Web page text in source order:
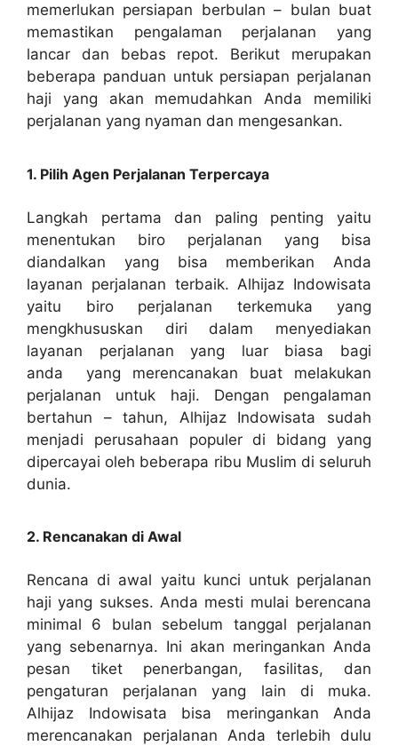
memerlukan persiapan berbulan – bulan buat
memastikan pengalaman perjalanan yang
lancar dan bebas repot. Berikut merupakan
beberapa panduan untuk persiapan perjalanan
haji yang akan memudahkan Anda memiliki
perjalanan yang nyaman dan mengesankan.
1. Pilih Agen Perjalanan Terpercaya
Langkah pertama dan paling penting yaitu
menentukan biro perjalanan yang bisa
diandalkan yang bisa memberikan Anda
layanan perjalanan terbaik. Alhijaz Indowisata
yaitu biro perjalanan terkemuka yang
mengkhususkan diri dalam menyediakan
layanan perjalanan yang luar biasa bagi
anda yang merencanakan buat melakukan
perjalanan untuk haji. Dengan pengalaman
bertahun – tahun, Alhijaz Indowisata sudah
menjadi perusahaan populer di bidang yang
dipercayai oleh beberapa ribu Muslim di seluruh
dunia.
2. Rencanakan di Awal
Rencana di awal yaitu kunci untuk perjalanan
haji yang sukses. Anda mesti mulai berencana
minimal 6 bulan sebelum tanggal perjalanan
yang sebenarnya. Ini akan meringankan Anda
pesan tiket penerbangan, fasilitas, dan
pengaturan perjalanan yang lain di muka.
Alhijaz Indowisata bisa meringankan Anda
merencanakan perjalanan Anda terlebih dulu